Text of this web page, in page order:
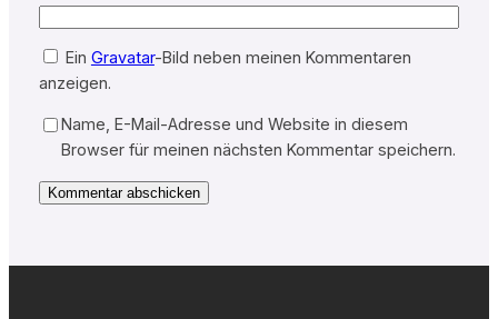
Ein Gravatar-Bild neben meinen Kommentaren
anzeigen.
Name, E-Mail-Adresse und Website in diesem
Browser für meinen nächsten Kommentar speichern.